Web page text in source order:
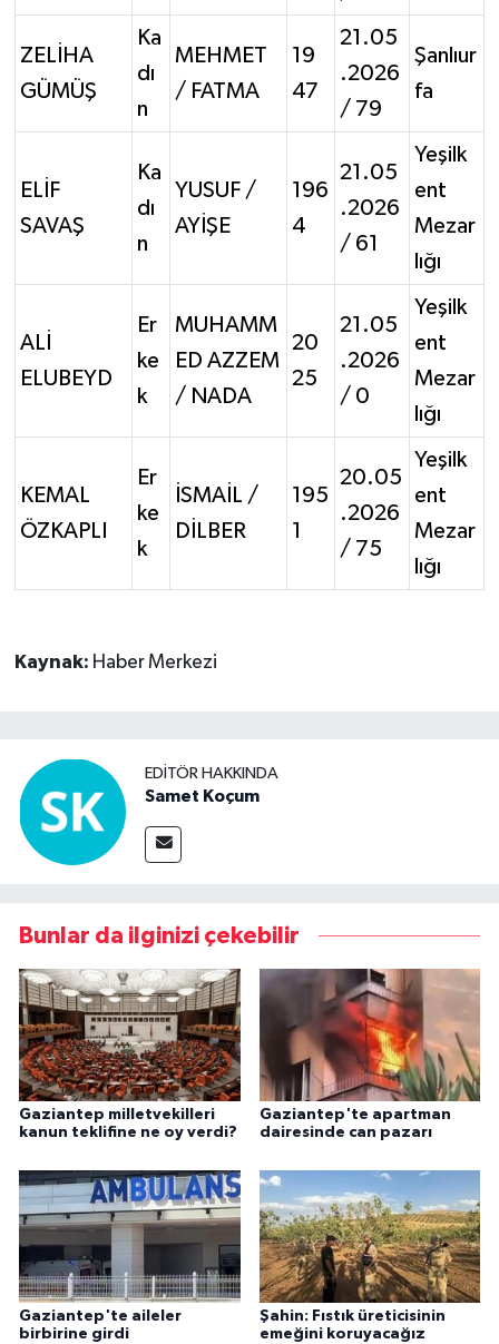
ZELİHA
GÜMÜŞ
Ka
dı
n
MEHMET
/ FATMA
19
47
21.05
.2026
/ 79
Şanlıur
fa
ELİF
SAVAŞ
Ka
dı
n
YUSUF /
AYİŞE
196
4
21.05
.2026
/ 61
Yeşilk
ent
Mezar
lığı
ALİ
ELUBEYD
Er
ke
k
MUHAMM
ED AZZEM
/ NADA
20
25
21.05
.2026
/ 0
Yeşilk
ent
Mezar
lığı
KEMAL
ÖZKAPLI
Er
ke
k
İSMAİL /
DİLBER
195
1
20.05
.2026
/ 75
Yeşilk
ent
Mezar
lığı
Kaynak: Haber Merkezi
EDITÖR HAKKINDA
Samet Koçum
Bunlar da ilginizi çekebilir
Gaziantep milletvekilleri
kanun teklifine ne oy verdi?
Gaziantep'te apartman
dairesinde can pazarı
Gaziantep'te aileler
birbirine girdi
Şahin: Fıstık üreticisinin
emeğini koruyacağız